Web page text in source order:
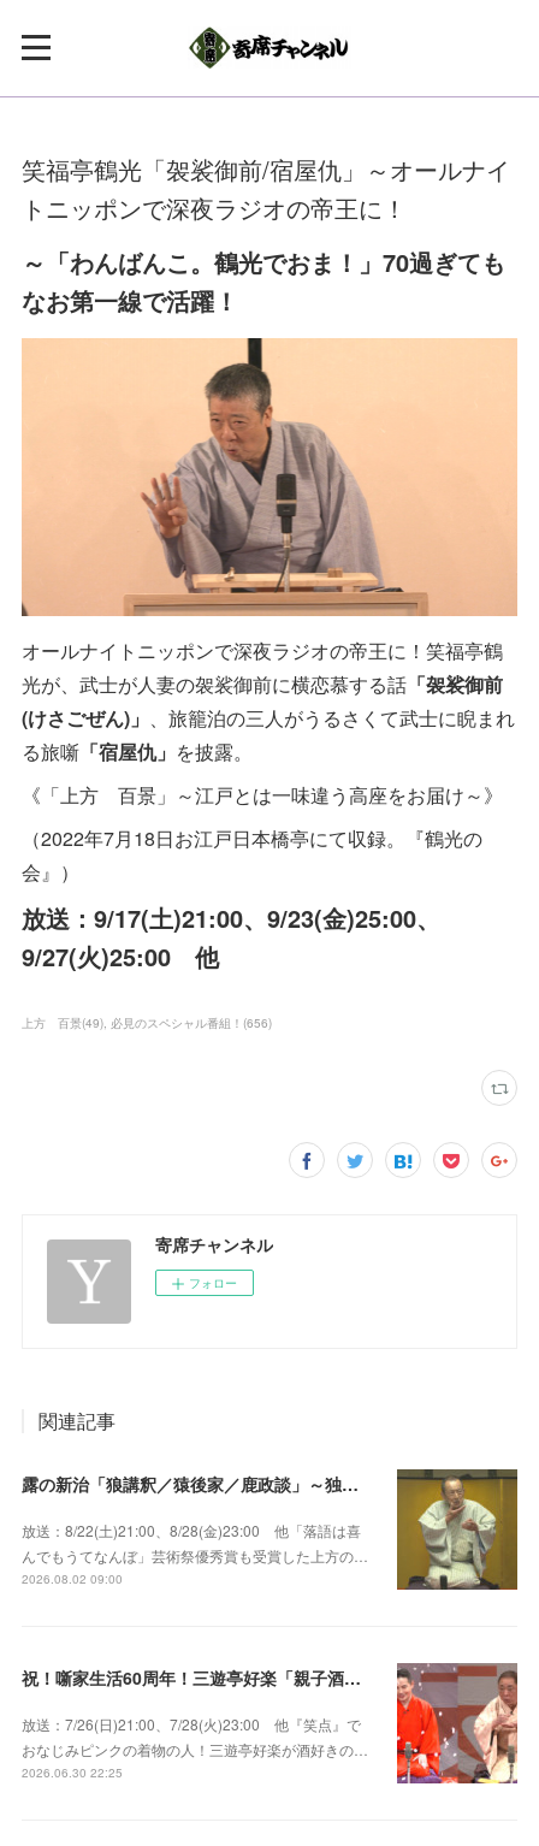
笑福亭鶴光「袈裟御前/宿屋仇」～オールナイ
トニッポンで深夜ラジオの帝王に！
～「わんばんこ。鶴光でおま！」70過ぎても
なお第一線で活躍！
オールナイトニッポンで深夜ラジオの帝王に！笑福亭鶴
光が、武士が人妻の袈裟御前に横恋慕する話 「袈裟御前
(けさごぜん)」 、旅籠泊の三人がうるさくて武士に睨まれ
る旅噺 「宿屋仇」 を披露。
《「上方 百景」～江戸とは一味違う高座をお届け～》
（2022年7月18日お江戸日本橋亭にて収録。『鶴光の
会』）
放送：9/17(土)21:00、9/23(金)25:00、
9/27(火)25:00 他
上方 百景(49) 必見のスペシャル番組！ (656)
寄席チャンネル
フォロー
関連記事
露の新治「狼講釈／猿後家／鹿政談」～独演会は毎回満員御礼！上方の人気重鎮落語家！
放送：8/22(土)21:00、8/28(金)23:00 他「落語は喜
んでもうてなんぼ」芸術祭優秀賞も受賞した上方の…
2026.08.02 09:00
祝！噺家生活60周年！三遊亭好楽「親子酒」錦笑亭満堂「桜ん坊」～満堂フェス2026
放送：7/26(日)21:00、7/28(火)23:00 他『笑点』で
おなじみピンクの着物の人！三遊亭好楽が酒好きの…
2026.06.30 22:25